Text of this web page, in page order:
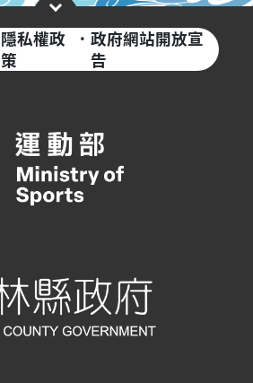
隱私權政
策
· 政府網站開放宣
告